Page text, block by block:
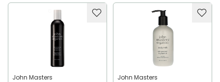
John Masters John Masters